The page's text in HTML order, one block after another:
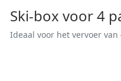
Ski-box voor 4
Ideaal voor het vervoer